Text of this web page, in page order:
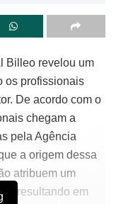
Billeo revelou um
os profissionais
De acordo com o
chegam a
pela Agência
a origem dessa
atribuem um
resultando em